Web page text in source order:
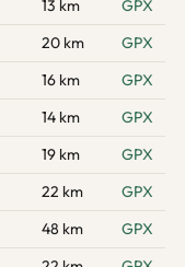
13 km
GPX
20 km
GPX
16 km
GPX
14 km
GPX
19 km
GPX
22 km
GPX
48 km
GPX